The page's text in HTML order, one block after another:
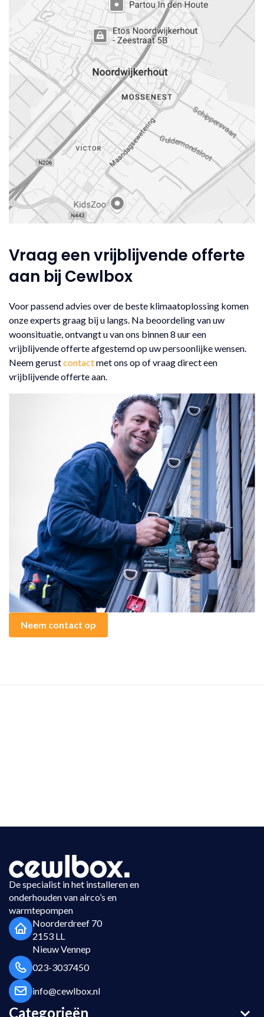
Vraag een vrijblijvende offerte
aan bij Cewlbox
Voor passend advies over de beste klimaatoplossing komen
onze experts graag bij u langs. Na beoordeling van uw
woonsituatie, ontvangt u van ons binnen 8 uur een
vrijblijvende offerte afgestemd op uw persoonlijke wensen.
Neem gerustcontactmet ons op of vraag direct een
vrijblijvende offerte aan.
Neem contact op
De specialist in het installeren en
onderhouden van airco’s en
warmtepompen
Noorderdreef 70
2153 LL
Nieuw Vennep
023-3037450
info@cewlbox.nl
Categorieën